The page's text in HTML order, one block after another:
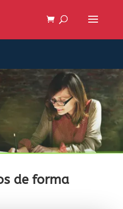
de forma